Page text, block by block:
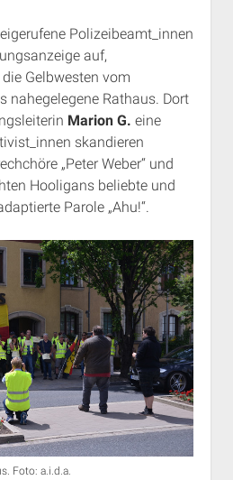
Polizeibeamt_innen
auf,
Gelbwesten vom
nahegelegene Rathaus. Dort
Marion G. eine
skandieren
„Peter Weber“ und
Hooligans beliebte und
Parole „Ahu!“.
Foto: a.i.d.a.